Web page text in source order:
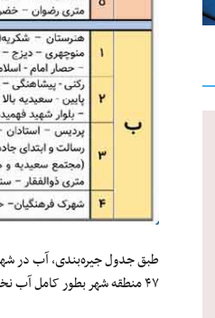
۴۷ منطقه شهر بطور کامل آب نخواهد داشت. این مناطق در مجموع ۱۰۴ منطقه از همدان را در برمی‌گیرد.